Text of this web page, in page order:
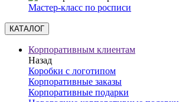
Мастер-класс по росписи
КАТАЛОГ
Корпоративным клиентам
Назад
Коробки с логотипом
Корпоративные заказы
Корпоративные подарки